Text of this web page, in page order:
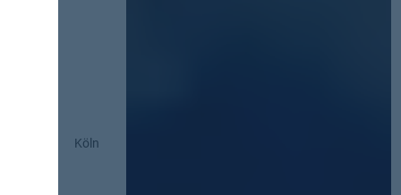
Köln